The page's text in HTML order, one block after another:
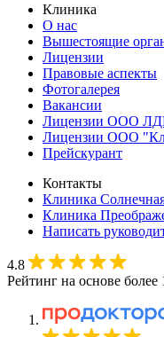
Клиника
О нас
Вышестоящие
Лицензии
Правовые аспекты
Фотогалерея
Вакансии
Лицензии ООО
Лицензии ООО
Прейскурант
Контакты
Клиника
Клиника
Написать
4.8
Рейтинг на основе более